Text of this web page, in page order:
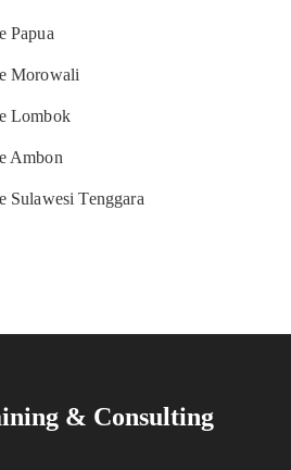
Papua
Morowali
Lombok
Ambon
Sulawesi Tenggara
& Consulting